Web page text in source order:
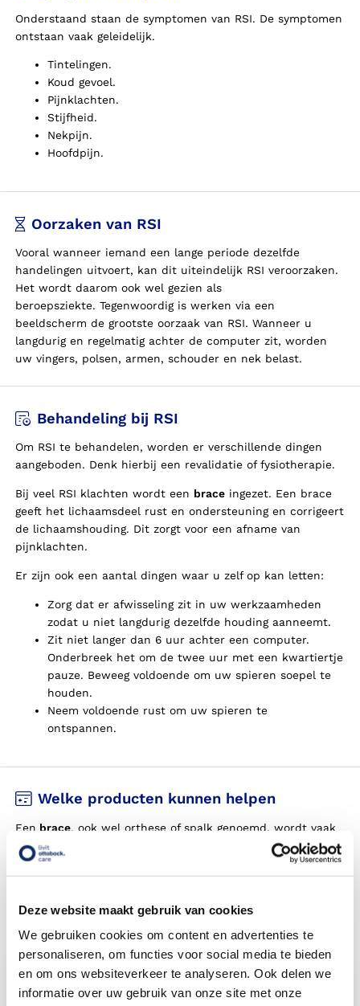
Deze website maakt gebruik van cookies
We gebruiken cookies om content en advertenties te
personaliseren, om functies voor social media te bieden
en om ons websiteverkeer te analyseren. Ook delen we
informatie over uw gebruik van onze site met onze
Onderstaand staan de symptomen van RSI. De symptomen
ontstaan vaak geleidelijk.
Tintelingen.
Koud gevoel.
Pijnklachten.
Stijfheid.
Nekpijn.
Hoofdpijn.
Oorzaken van RSI
Vooral wanneer iemand een lange periode dezelfde
handelingen uitvoert, kan dit uiteindelijk RSI veroorzaken.
Het wordt daarom ook wel gezien als
beroepsziekte. Tegenwoordig is werken via een
beeldscherm de grootste oorzaak van RSI. Wanneer u
langdurig en regelmatig achter de computer zit, worden
uw vingers, polsen, armen, schouder en nek belast.
Behandeling bij RSI
Om RSI te behandelen, worden er verschillende dingen
aangeboden. Denk hierbij een revalidatie of fysiotherapie.
Bij veel RSI klachten wordt een brace ingezet. Een brace
geeft het lichaamsdeel rust en ondersteuning en corrigeert
de lichaamshouding. Dit zorgt voor een afname van
pijnklachten.
Er zijn ook een aantal dingen waar u zelf op kan letten:
Zorg dat er afwisseling zit in uw werkzaamheden
zodat u niet langdurig dezelfde houding aanneemt.
Zit niet langer dan 6 uur achter een computer.
Onderbreek het om de twee uur met een kwartiertje
pauze. Beweeg voldoende om uw spieren soepel te
houden.
Neem voldoende rust om uw spieren te
ontspannen.
Welke producten kunnen helpen
Een brace, ook wel orthese of spalk genoemd, wordt vaak
ingezet bij RSI-klachten. Een brace geeft het lichaamsdeel
rust en ondersteuning en corrigeert de lichaamshouding.
Dit zorgt voor een afname van pijnklachten.
Een greep aan relevante hulpmiddelen